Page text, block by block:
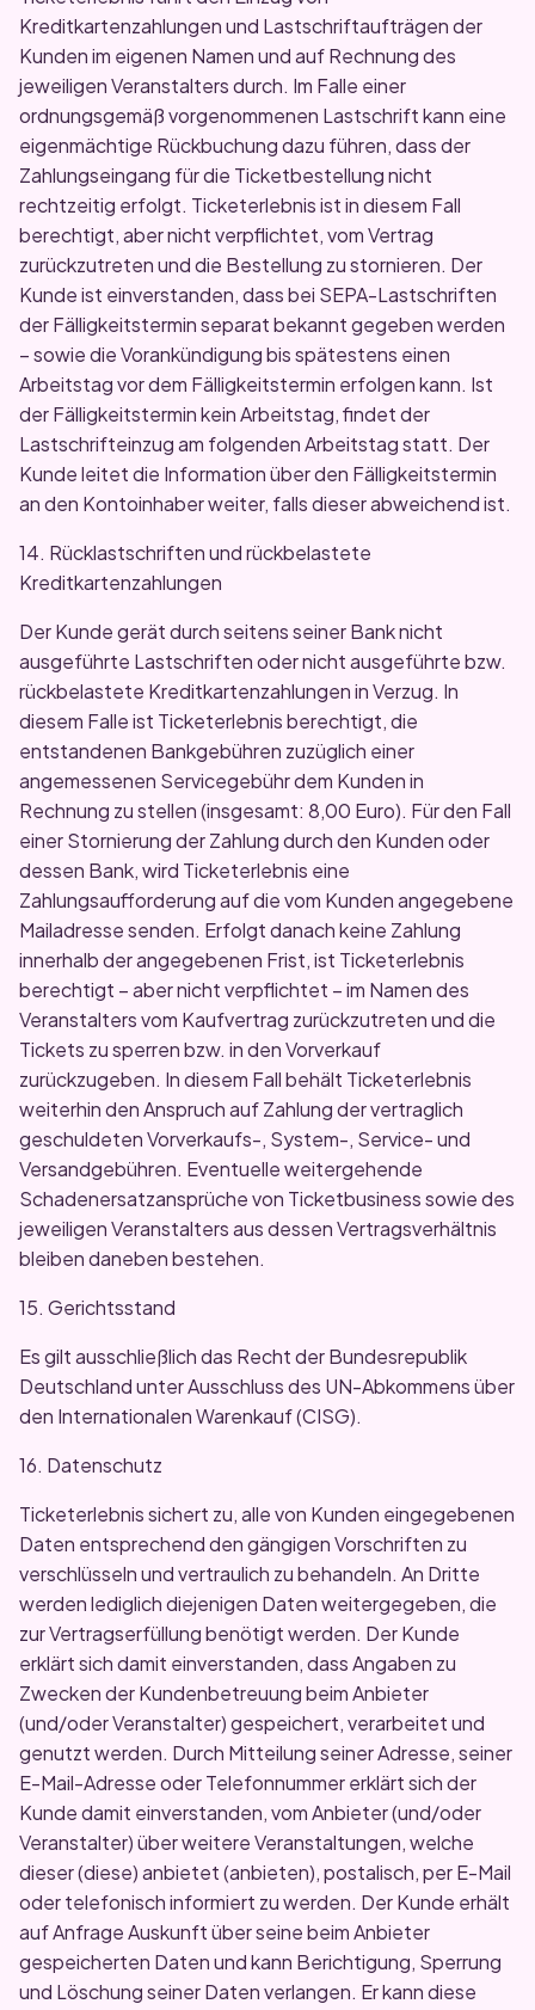
Kreditkartenzahlungen und Lastschriftaufträgen der
Kunden im eigenen Namen und auf Rechnung des
jeweiligen Veranstalters durch. Im Falle einer
ordnungsgemäß vorgenommenen Lastschrift kann eine
eigenmächtige Rückbuchung dazu führen, dass der
Zahlungseingang für die Ticketbestellung nicht
rechtzeitig erfolgt. Ticketerlebnis ist in diesem Fall
berechtigt, aber nicht verpflichtet, vom Vertrag
zurückzutreten und die Bestellung zu stornieren. Der
Kunde ist einverstanden, dass bei SEPA-Lastschriften
der Fälligkeitstermin separat bekannt gegeben werden
– sowie die Vorankündigung bis spätestens einen
Arbeitstag vor dem Fälligkeitstermin erfolgen kann. Ist
der Fälligkeitstermin kein Arbeitstag, findet der
Lastschrifteinzug am folgenden Arbeitstag statt. Der
Kunde leitet die Information über den Fälligkeitstermin
an den Kontoinhaber weiter, falls dieser abweichend ist.
14. Rücklastschriften und rückbelastete
Kreditkartenzahlungen
Der Kunde gerät durch seitens seiner Bank nicht
ausgeführte Lastschriften oder nicht ausgeführte bzw.
rückbelastete Kreditkartenzahlungen in Verzug. In
diesem Falle ist Ticketerlebnis berechtigt, die
entstandenen Bankgebühren zuzüglich einer
angemessenen Servicegebühr dem Kunden in
Rechnung zu stellen (insgesamt: 8,00 Euro). Für den Fall
einer Stornierung der Zahlung durch den Kunden oder
dessen Bank, wird Ticketerlebnis eine
Zahlungsaufforderung auf die vom Kunden angegebene
Mailadresse senden. Erfolgt danach keine Zahlung
innerhalb der angegebenen Frist, ist Ticketerlebnis
berechtigt – aber nicht verpflichtet – im Namen des
Veranstalters vom Kaufvertrag zurückzutreten und die
Tickets zu sperren bzw. in den Vorverkauf
zurückzugeben. In diesem Fall behält Ticketerlebnis
weiterhin den Anspruch auf Zahlung der vertraglich
geschuldeten Vorverkaufs-, System-, Service- und
Versandgebühren. Eventuelle weitergehende
Schadenersatzansprüche von Ticketbusiness sowie des
jeweiligen Veranstalters aus dessen Vertragsverhältnis
bleiben daneben bestehen.
15. Gerichtsstand
Es gilt ausschließlich das Recht der Bundesrepublik
Deutschland unter Ausschluss des UN-Abkommens über
den Internationalen Warenkauf (CISG).
16. Datenschutz
Ticketerlebnis sichert zu, alle von Kunden eingegebenen
Daten entsprechend den gängigen Vorschriften zu
verschlüsseln und vertraulich zu behandeln. An Dritte
werden lediglich diejenigen Daten weitergegeben, die
zur Vertragserfüllung benötigt werden. Der Kunde
erklärt sich damit einverstanden, dass Angaben zu
Zwecken der Kundenbetreuung beim Anbieter
(und/oder Veranstalter) gespeichert, verarbeitet und
genutzt werden. Durch Mitteilung seiner Adresse, seiner
E-Mail-Adresse oder Telefonnummer erklärt sich der
Kunde damit einverstanden, vom Anbieter (und/oder
Veranstalter) über weitere Veranstaltungen, welche
dieser (diese) anbietet (anbieten), postalisch, per E-Mail
oder telefonisch informiert zu werden. Der Kunde erhält
auf Anfrage Auskunft über seine beim Anbieter
gespeicherten Daten und kann Berichtigung, Sperrung
und Löschung seiner Daten verlangen. Er kann diese